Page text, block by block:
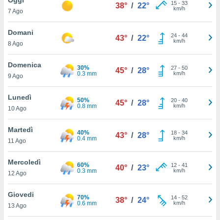
è
al sito
di
ci
di
il
un
la
nella
7 Ago
38° / 22° 15- 33
km/h
Domani
8 Ago
43° / 22° 24- 44
km/h
Domenica
9 Ago
30%
0.3 mm
45° / 28° 27- 50
km/h
Lunedì
10 Ago
50%
0.8 mm
45° / 28° 20- 40
km/h
Martedì
11 Ago
40%
0.4 mm
43° / 28° 18- 34
km/h
Mercoledì
12 Ago
60%
0.3 mm
40° / 23° 12- 41
km/h
Giovedi
13 Ago
70%
0.6 mm
38° / 24° 14- 52
km/h